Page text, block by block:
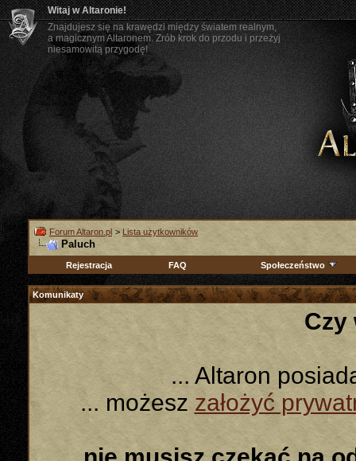
Witaj w Altaronie!
Znajdujesz się na krawędzi między światem realnym,
a magicznym Altaronem. Zrób krok do przodu i przeżyj
niesamowitą przygodę!
Forum Altaron.pl > Lista użytkowników
Paluch
Rejestracja FAQ Społeczeństwo
Komunikaty
Czy
... Altaron
... możeszzałożyć